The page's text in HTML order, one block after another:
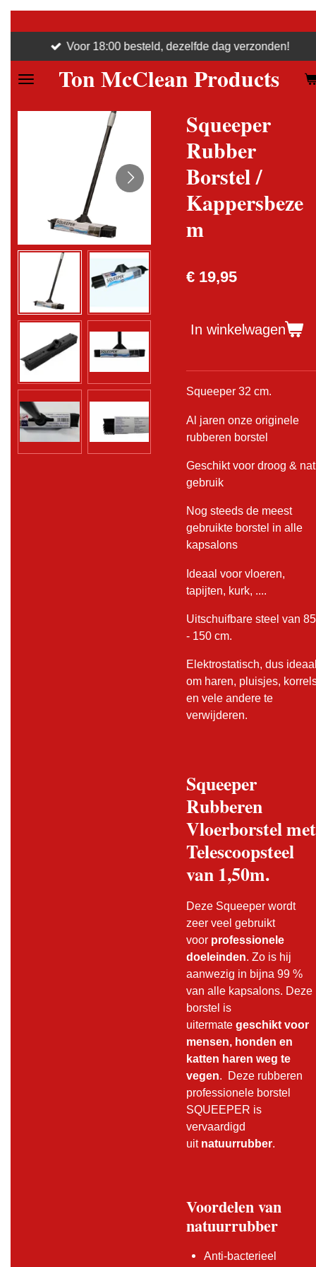
naar
de
Ton McClean Products
Voor 18:00 besteld, dezelfde dag verzonden!
Squeeper
Rubber
Borstel /
Kappersbeze
m
€ 19,95
In winkelwagen
Squeeper 32 cm.
Al jaren onze originele
rubberen borstel
Geschikt voor droog & nat
gebruik
Nog steeds de meest
gebruikte borstel in alle
kapsalons
Ideaal voor vloeren,
tapijten, kurk, ....
Uitschuifbare steel van 85
- 150 cm.
Elektrostatisch, dus
om haren, pluisjes,
en vele andere te
verwijderen.
Squeeper
Rubberen
Vloerborstel met
Telescoopsteel
van 1,50m.
Deze Squeeper wordt
zeer veel gebruikt
voor professionele
doeleinden . Zo is hij
aanwezig in bijna 99 %
van alle kapsalons. Deze
borstel is
uitermate geschikt voor
mensen, honden en
katten haren weg te
vegen . Deze rubberen
professionele borstel
SQUEEPER is
vervaardigd
uit natuurrubber
Voordelen van
natuurrubber
Anti-bacterieel